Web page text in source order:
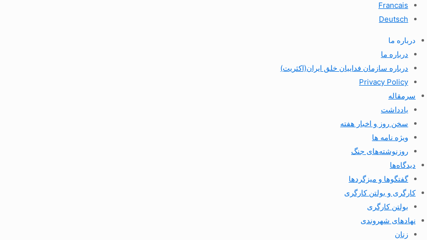
Francais
Deutsch
درباره ما
درباره ما
درباره سازمان فداییان خلق ایران(اکثریت)
Privacy Policy
سرمقاله
یادداشت
سخن روز و اخبار هفته
ویژه نامه ها
روزنوشته‌های جنگ
دیدگاه‌ها
گفتگوها و میزگردها
کارگری و بولتن کارگری
بولتن کارگری
نهادهای شهروندی
زنان